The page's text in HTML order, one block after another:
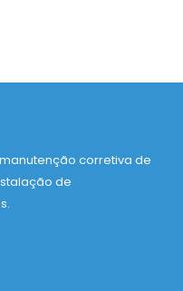
corretiva de
de